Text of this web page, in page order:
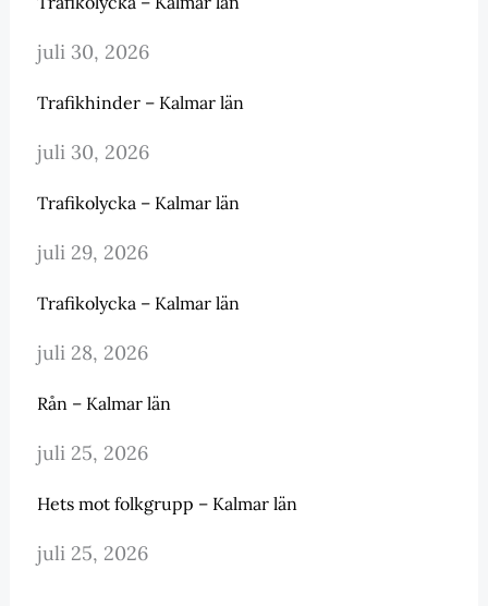
juli 30, 2026
Trafikhinder – Kalmar län
juli 30, 2026
Trafikolycka – Kalmar län
juli 29, 2026
Trafikolycka – Kalmar län
juli 28, 2026
Rån – Kalmar län
juli 25, 2026
Hets mot folkgrupp – Kalmar län
juli 25, 2026